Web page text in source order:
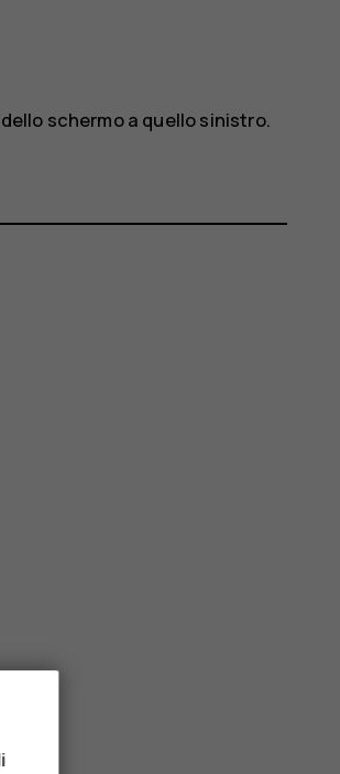
schermo a quello sinistro.